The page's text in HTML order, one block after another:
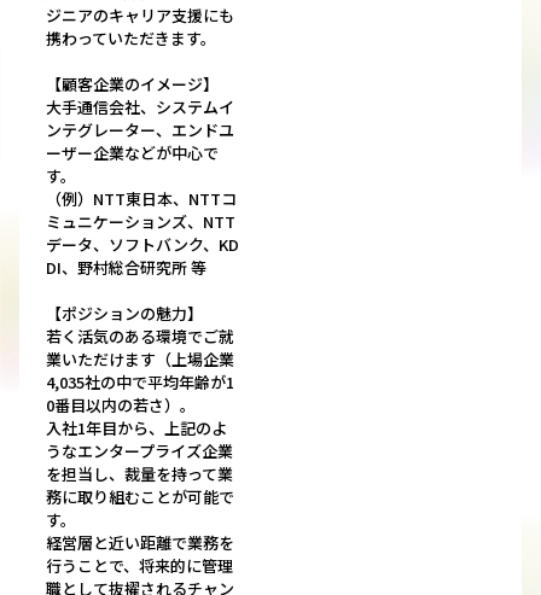
ジニアのキャリア支援にも
携わっていただきます。
【顧客企業のイメージ】
大手通信会社、システムイ
ンテグレーター、エンドユ
ーザー企業などが中心で
す。
（例）NTT東日本、NTTコ
ミュニケーションズ、NTT
データ、ソフトバンク、KD
DI、野村総合研究所 等
【ポジションの魅力】
若く活気のある環境でご就
業いただけます（上場企業
4,035社の中で平均年齢が1
0番目以内の若さ）。
入社1年目から、上記のよ
うなエンタープライズ企業
を担当し、裁量を持って業
務に取り組むことが可能で
す。
経営層と近い距離で業務を
行うことで、将来的に管理
職として抜擢されるチャン